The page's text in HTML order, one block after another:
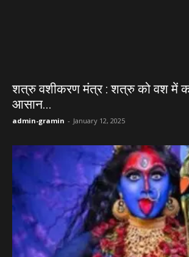
शत्रु वशीकरण मंत्र : शत्रु को वश में
आसान...
admin-gramin - January 12, 2025